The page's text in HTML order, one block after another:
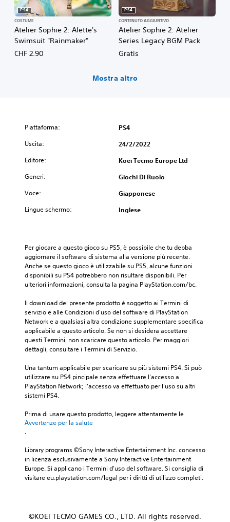
Atelier Sophie 2: Alette's
Swimsuit "Rainmaker"
PS4
COSTUME
CHF 2.90
Atelier Sophie 2: Atelier
Series Legacy BGM Pack
PS4
CONTENUTO AGGIUNTIVO
Gratis
Mostra altro
Piattaforma: PS4
Uscita: 24/2/2022
Editore: Koei Tecmo Europe Ltd
Generi: Giochi Di Ruolo
Voce: Giapponese
Lingue schermo: Inglese
Per giocare a questo gioco su PS5, è possibile che tu debba
aggiornare il software di sistema alla versione più recente.
Anche se questo gioco è utilizzabile su PS5, alcune funzioni
disponibili su PS4 potrebbero non risultare disponibili. Per
ulteriori informazioni, consulta la pagina PlayStation.com/bc.
Il download del presente prodotto è soggetto ai Termini di
servizio e alle Condizioni d'uso del software di PlayStation
Network e a qualsiasi altra condizione supplementare specifica
applicabile a questo articolo. Se non si desidera accettare
questi Termini, non scaricare questo articolo. Per maggiori
dettagli, consultare i Termini di Servizio.
Una tantum applicabile per scaricare su più sistemi PS4. Si può
utilizzare su PS4 pincipale senza effettuare l'accesso a
PlayStation Network; l'accesso va effettuato per l'uso su altri
sistemi PS4.
Prima di usare questo prodotto, leggere attentamente le
Avvertenze per la salute
.
Library programs ©Sony Interactive Entertainment Inc. concesso
in licenza esclusivamente a Sony Interactive Entertainment
Europe. Si applicano i Termini d'uso del software. Si consiglia di
visitare eu.playstation.com/legal per i diritti di utilizzo completi.
©KOEI TECMO GAMES CO., LTD. All rights reserved.